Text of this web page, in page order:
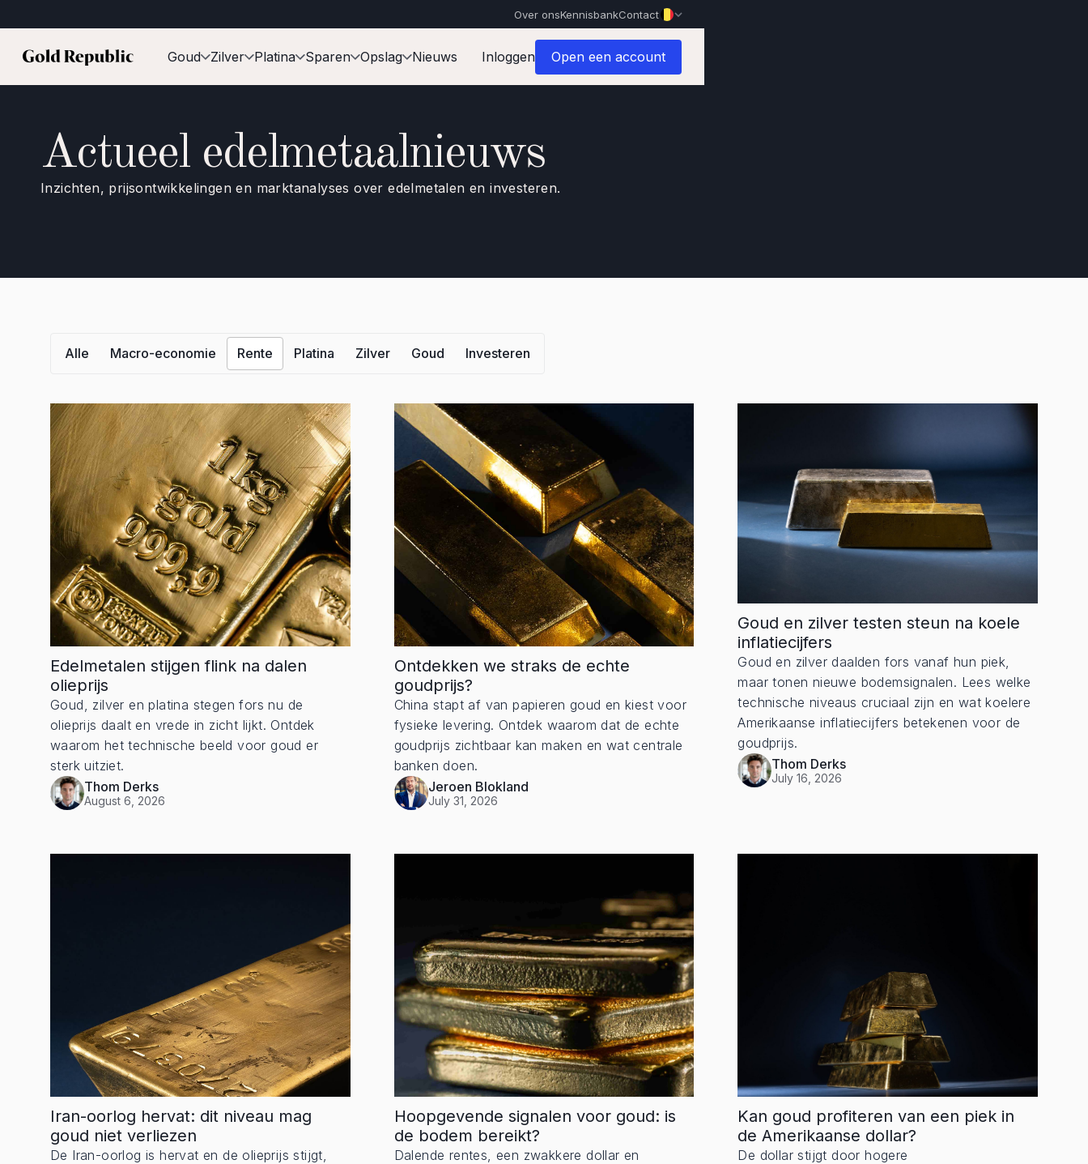
Over onsKennisbankContact
Goud Zilver Platina Sparen Opslag Nieuws Inloggen Open een account
Actueel edelmetaalnieuws
Inzichten, prijsontwikkelingen en marktanalyses over edelmetalen en investeren.
Alle Macro-economie Rente Platina Zilver Goud Investeren
Edelmetalen stijgen flink na dalen
olieprijs
Goud, zilver en platina stegen fors nu de
olieprijs daalt en vrede in zicht lijkt. Ontdek
waarom het technische beeld voor goud er
sterk uitziet.
Thom Derks
August 6, 2026
Ontdekken we straks de echte
goudprijs?
China stapt af van papieren goud en kiest voor
fysieke levering. Ontdek waarom dat de echte
goudprijs zichtbaar kan maken en wat centrale
banken doen.
Jeroen Blokland
July 31, 2026
Goud en zilver testen steun na koele
inflatiecijfers
Goud en zilver daalden fors vanaf hun piek,
maar tonen nieuwe bodemsignalen. Lees welke
technische niveaus cruciaal zijn en wat koelere
Amerikaanse inflatiecijfers betekenen voor de
goudprijs.
Thom Derks
July 16, 2026
Iran-oorlog hervat: dit niveau mag
goud niet verliezen
De Iran-oorlog is hervat en de olieprijs stijgt,
Hoopgevende signalen voor goud: is
de bodem bereikt?
Dalende rentes, een zwakkere dollar en
Kan goud profiteren van een piek in
de Amerikaanse dollar?
De dollar stijgt door hogere